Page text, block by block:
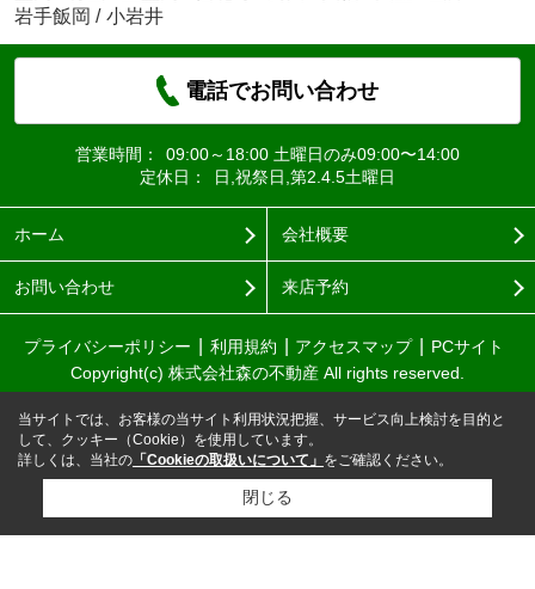
岩手飯岡 / 小岩井
電話でお問い合わせ
営業時間：
09:00～18:00 土曜日のみ09:00〜14:00
定休日：
日,祝祭日,第2.4.5土曜日
ホーム 会社概要
お問い合わせ 来店予約
プライバシーポリシー 利用規約 アクセスマップ
PCサイト
Copyright(c) 株式会社森の不動産 All rights reserved.
当サイトでは、お客様の当サイト利用状況把握、サービス向上検討を目的と
して、クッキー（Cookie）を使用しています。
詳しくは、当社の 「Cookieの取扱いについて」 をご確認ください。
閉じる